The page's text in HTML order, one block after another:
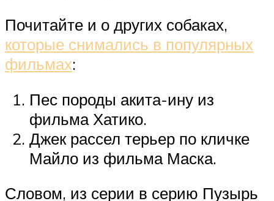
Почитайте и о других собаках,
которые снимались в популярных
фильмах:
Пес породы акита-ину из
фильма Хатико.
Джек рассел терьер по кличке
Майло из фильма Маска.
Словом, из серии в серию Пузырь